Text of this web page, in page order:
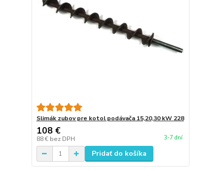
Slimák zubov pre kotol podávača 15,20,30 kW 228
108 €
88 € bez DPH 3-7 dní
Pridať do košíka